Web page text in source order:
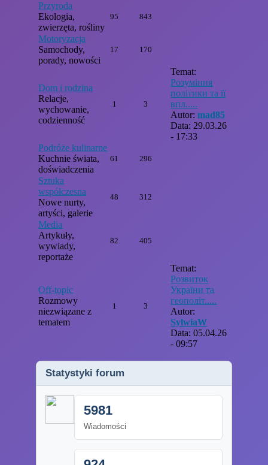
Przyroda
Ekologia,
zwierzęta, rośliny
95 843
Motoryzacja
Samochody,
porady, nowości
17 170
Dom i rodzina
Relacje,
wychowanie,
codzienność
1 3
Temat:
Розуміння
політики та її
впл.....
Autor:mad85
Data: 29.03.26
- 17:33
Podróże kulinarne
Kuchnie świata,
doświadczenia
61 296
Sztuka
współczesna
Nowe nurty,
artyści, galerie
48 312
Media
Artykuły,
wywiady,
reportaże
82 405
Off-topic
Rozmowy
niezwiązane z
tematem
1 3
Temat:
Розвиток
України та
геополіт.....
Autor:
SylwiaW
Data: 05.04.26
- 09:57
Statystyki forum
5981
Wiadomości